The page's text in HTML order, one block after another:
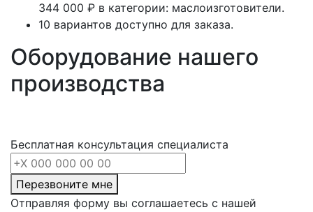
344 000 ₽ в категории: маслоизготовители.
10 вариантов доступно для заказа.
Оборудование нашего
производства
Бесплатная консультация специалиста
Перезвоните мне
Отправляя форму вы соглашаетесь с нашей